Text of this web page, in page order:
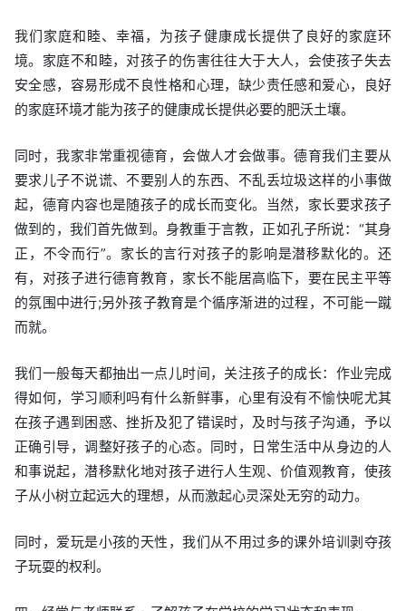
我们家庭和睦、幸福，为孩子健康成长提供了良好的家庭环
境。家庭不和睦，对孩子的伤害往往大于大人，会使孩子失去
安全感，容易形成不良性格和心理，缺少责任感和爱心，良好
的家庭环境才能为孩子的健康成长提供必要的肥沃土壤。
同时，我家非常重视德育，会做人才会做事。德育我们主要从
要求儿子不说谎、不要别人的东西、不乱丢垃圾这样的小事做
起，德育内容也是随孩子的成长而变化。当然，家长要求孩子
做到的，我们首先做到。身教重于言教，正如孔子所说：“其身
正，不令而行”。家长的言行对孩子的影响是潜移默化的。还
有，对孩子进行德育教育，家长不能居高临下，要在民主平等
的氛围中进行;另外孩子教育是个循序渐进的过程，不可能一蹴
而就。
我们一般每天都抽出一点儿时间，关注孩子的成长：作业完成
得如何，学习顺利吗有什么新鲜事，心里有没有不愉快呢尤其
在孩子遇到困惑、挫折及犯了错误时，及时与孩子沟通，予以
正确引导，调整好孩子的心态。同时，日常生活中从身边的人
和事说起，潜移默化地对孩子进行人生观、价值观教育，使孩
子从小树立起远大的理想，从而激起心灵深处无穷的动力。
同时，爱玩是小孩的天性，我们从不用过多的课外培训剥夺孩
子玩耍的权利。